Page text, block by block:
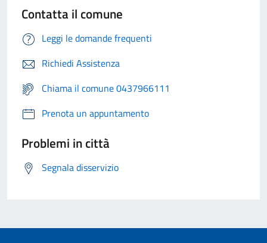
Contatta il comune
Leggi le domande frequenti
Richiedi Assistenza
Chiama il comune 0437966111
Prenota un appuntamento
Problemi in città
Segnala disservizio